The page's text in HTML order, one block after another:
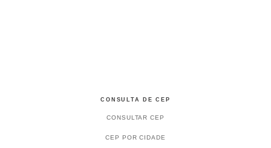
CONSULTA DE CEP
CONSULTAR CEP
CEP POR CIDADE